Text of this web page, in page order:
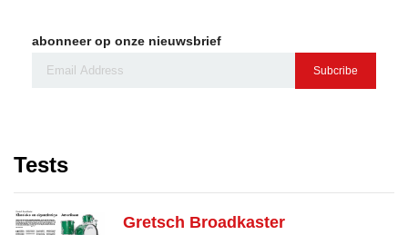
abonneer op onze nieuwsbrief
Subcribe
Tests
Gretsch Broadkaster